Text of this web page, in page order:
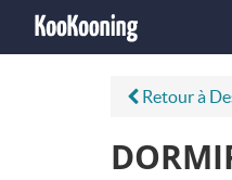
Retour à